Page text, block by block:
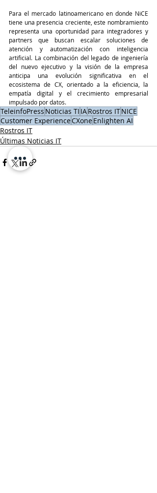
Para el mercado latinoamericano en donde NiCE
tiene una presencia creciente, este nombramiento
representa una oportunidad para integradores y
partners que buscan escalar soluciones de
atención y automatización con inteligencia
artificial. La combinación del legado de ingeniería
del nuevo ejecutivo y la visión de la empresa
anticipa una evolución significativa en el
ecosistema de CX, orientado a la eficiencia, la
empatía digital y el crecimiento empresarial
impulsado por datos.
TeleinfoPress Noticias TI IARostros ITNICE
Customer ExperienceCXoneEnlighten AI
Rostros IT
Últimas Noticias IT